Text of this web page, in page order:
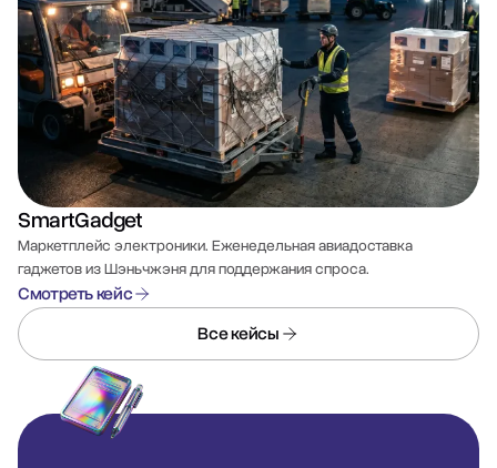
SmartGadget
Маркетплейс электроники. Еженедельная авиадоставка
гаджетов из Шэньчжэня для поддержания спроса.
Смотреть кейс
Все кейсы